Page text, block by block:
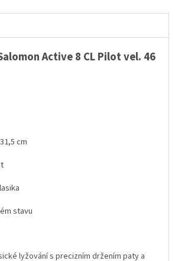
Active 8 CL Pilot vel. 46
cm
stavu
lyžování s precizním držením paty a